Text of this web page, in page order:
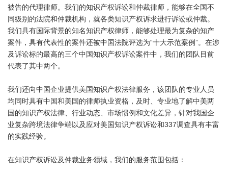
被告的代理律师。我们的知识产权诉讼和仲裁律师，能够在全国不
同级别的法院和仲裁机构，就各类知识产权诉求进行诉讼或仲裁。
我们具有国际背景的知名知识产权律师，能够处理最为复杂的知产
案件，具有代表性的案件还被中国法院评选为“十大示范案例”。在涉
及诉讼标的最高的三个中国知识产权诉讼案件中，我们的团队目前
代表了其中两个。
我们还向中国企业提供美国知识产权法律服务，该团队的专业人员
均同时具有中国和美国的律师执业资格，及时、专业地了解中美两
国的知识产权法律、行业动态、市场惯例和文化差异，针对我国企
业复杂跨境法律争端以及应对美国知识产权诉讼和337调查具有丰富
的实践经验。
在知识产权诉讼及仲裁业务领域，我们的服务范围包括：